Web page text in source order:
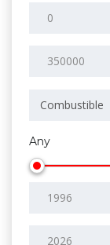
Combustible
Any